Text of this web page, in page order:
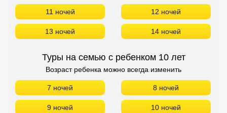
11 ночей 12 ночей
13 ночей 14 ночей
Туры на семью с ребенком 10 лет
Возраст ребенка можно всегда изменить
7 ночей 8 ночей
9 ночей 10 ночей